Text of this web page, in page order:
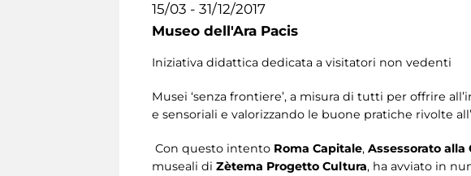
15/03 - 31/12/2017
Museo dell'Ara Pacis
Iniziativa didattica dedicata a visitatori non vedenti
Musei ‘senza frontiere’, a misura di tutti per offrire
e sensoriali e valorizzando le buone pratiche rivolte
Con questo intento Roma Capitale, Assessorato
museali di Zètema Progetto Cultura, ha avviato in